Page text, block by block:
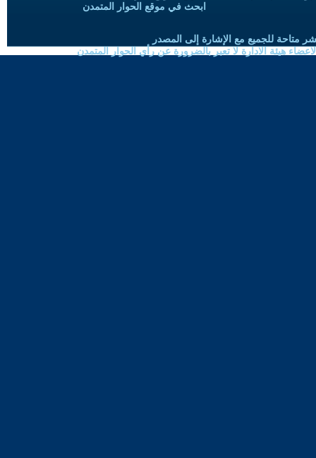
ابحث في موقع الحوار المتمدن
متاحة للجميع مع الإشارة إلى المصدر
هيئة الادارة لا تعبر بالضرورة عن رأي الحوار المتمدن